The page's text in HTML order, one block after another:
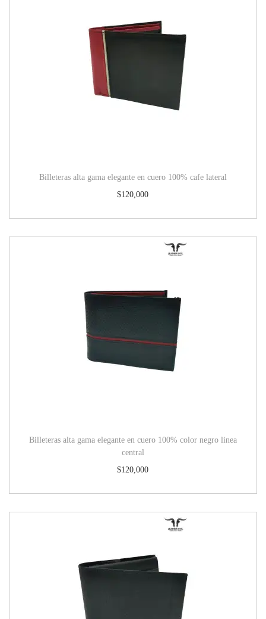
Billeteras alta gama elegante en cuero 100% cafe lateral
$120,000
Billeteras alta gama elegante en cuero 100% color negro linea
central
$120,000